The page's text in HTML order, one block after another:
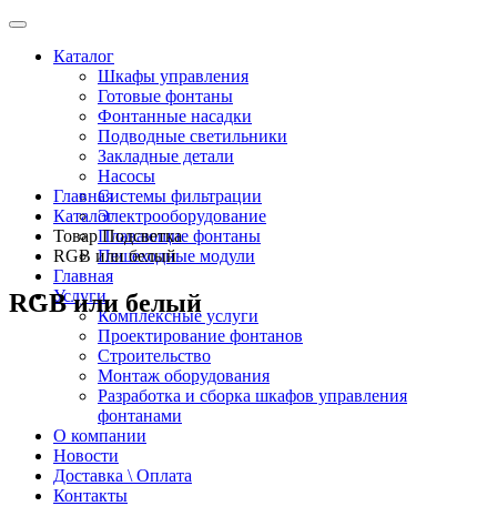
Каталог
Шкафы управления
Готовые фонтаны
Фонтанные насадки
Подводные светильники
Закладные детали
Насосы
Системы фильтрации
Электрооборудование
Плавающие фонтаны
Пешеходные модули
Главная
Услуги
Комплексные услуги
Проектирование фонтанов
Строительство
Монтаж оборудования
Разработка и сборка шкафов управления
фонтанами
О компании
Новости
Доставка \ Оплата
Контакты
Главная
Каталог
Товар Подсветка
RGB или белый
RGB или белый